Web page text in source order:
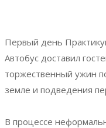
Первый день
Автобус доставил
торжественный ужин
земле и подведения
В процессе